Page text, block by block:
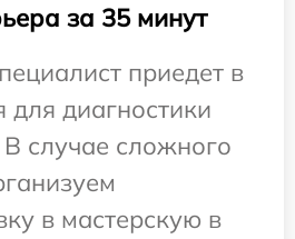
за 35 минут
приедет в
для диагностики
случае сложного
в мастерскую в